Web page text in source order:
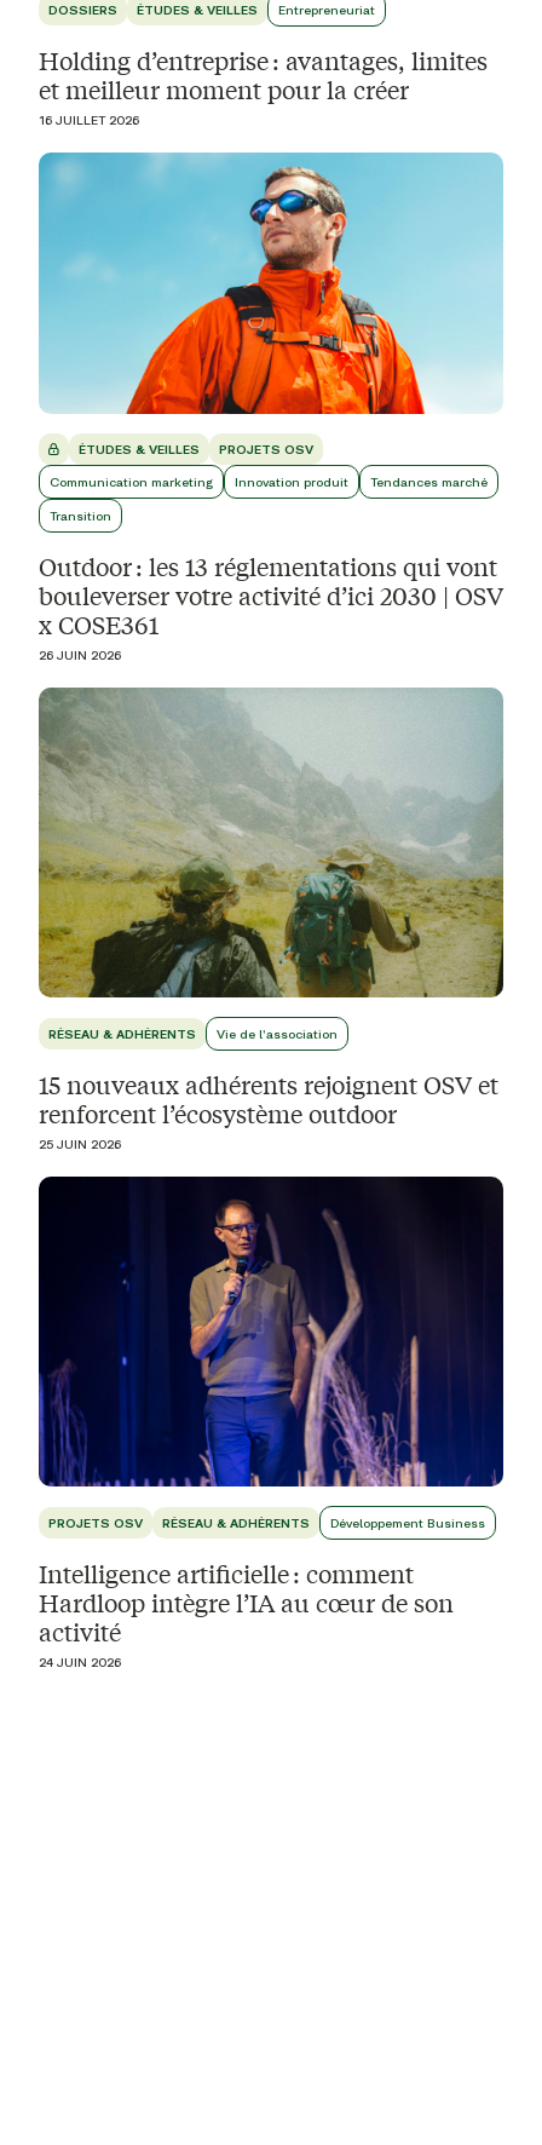
DOSSIERS ÉTUDES & VEILLES Entrepreneuriat
Holding d’entreprise : avantages, limites
et meilleur moment pour la créer
16 JUILLET 2026
ÉTUDES & VEILLES PROJETS OSV
Communication marketing Innovation produit Tendances marché
Transition
Outdoor : les 13 réglementations qui vont
bouleverser votre activité d’ici 2030 | OSV
x COSE361
26 JUIN 2026
RÉSEAU & ADHÉRENTS Vie de l'association
15 nouveaux adhérents rejoignent OSV et
renforcent l’écosystème outdoor
25 JUIN 2026
PROJETS OSV RÉSEAU & ADHÉRENTS Développement Business
Intelligence artificielle : comment
Hardloop intègre l’IA au cœur de son
activité
24 JUIN 2026